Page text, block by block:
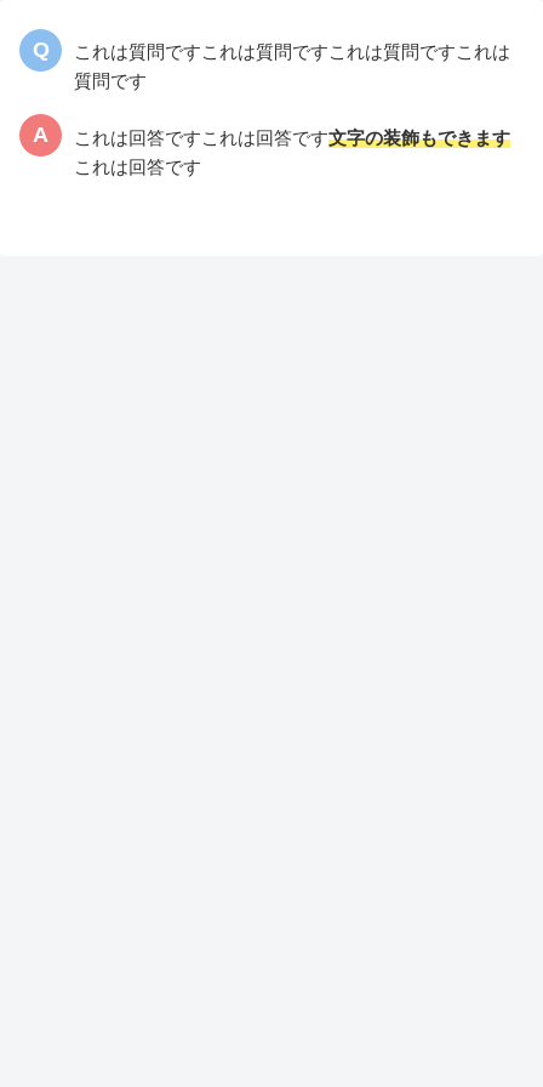
これは質問ですこれは質問ですこれは質問ですこれは
質問です
これは回答ですこれは回答です文字の装飾もできます
これは回答です